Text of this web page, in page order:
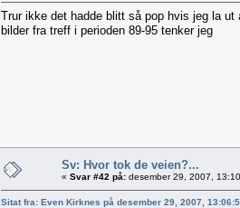
Trur ikke det hadde blitt så pop hvis jeg la
bilder fra treff i perioden 89-95 tenker jeg
Sv: Hvor tok de veien?...
« Svar #42 på: desember 29, 2007,
Sitat fra: Even Kirknes på desember 29, 2007,